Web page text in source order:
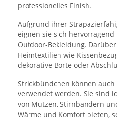
professionelles Finish.
Aufgrund ihrer
eignen sie sich
Outdoor-Bekleidung.
Heimtextilien wie
dekorative Borte oder
Strickbündchen können auch
verwendet werden. Sie sind
von Mützen, Stirnbändern
Wärme und Komfort bieten,